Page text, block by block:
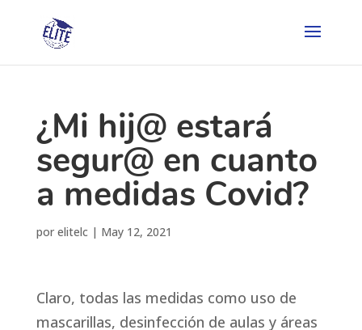
¿Mi hij@ estará
segur@ en cuanto
a medidas Covid?
por elitelc| May 12, 2021
Claro, todas las medidas como uso de
mascarillas, desinfección de aulas y áreas